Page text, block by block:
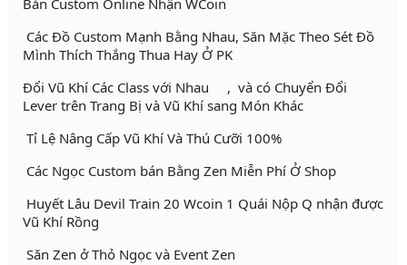
Bản Custom Online Nhận WCoin
Các Đồ Custom Mạnh Bằng Nhau, Săn Mặc Theo Sét Đồ
Mình Thích Thắng Thua Hay Ở PK
Đổi Vũ Khí Các Class với Nhau , và có Chuyển Đổi
Lever trên Trang Bị và Vũ Khí sang Món Khác
Tỉ Lệ Nâng Cấp Vũ Khí Và Thú Cưỡi 100%
Các Ngọc Custom bán Bằng Zen Miễn Phí Ở Shop
Huyết Lâu Devil Train 20 Wcoin 1 Quái Nộp Q nhận được
Vũ Khí Rồng
Săn Zen ở Thỏ Ngọc và Event Zen